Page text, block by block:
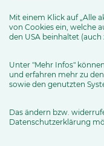
NEWS & TRENDS
Mit einem Klick auf „Alle
von Cookies ein, welche
den USA beinhaltet (auch
Unter "Mehr Infos"
und erfahren mehr zu
sowie den genutzten
Das ändern bzw.
Datenschutzerklärung